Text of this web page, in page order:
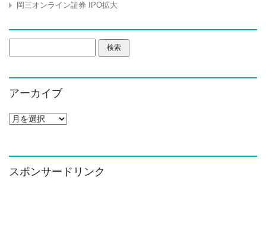
岡三オンライン証券 IPO拡大
索:
アーカイブ
ア
イ
ブ
スポンサードリンク